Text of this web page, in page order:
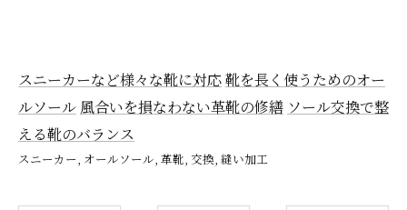
スニーカーなど様々な靴に対応靴を長く使うためのオー
ルソール 風合いを損なわない革靴の修繕 ソール交換で整
える靴のバランス
スニーカー オールソール 革靴 交換 縫い加工